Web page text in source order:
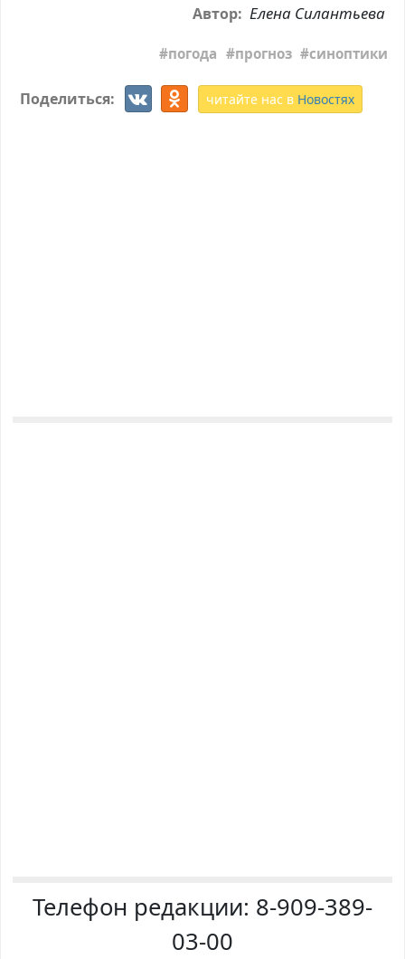
Автор: Елена Силантьева
погода прогноз синоптики
Поделиться: читайте нас в Новостях
Телефон редакции: 8-909-389-
03-00